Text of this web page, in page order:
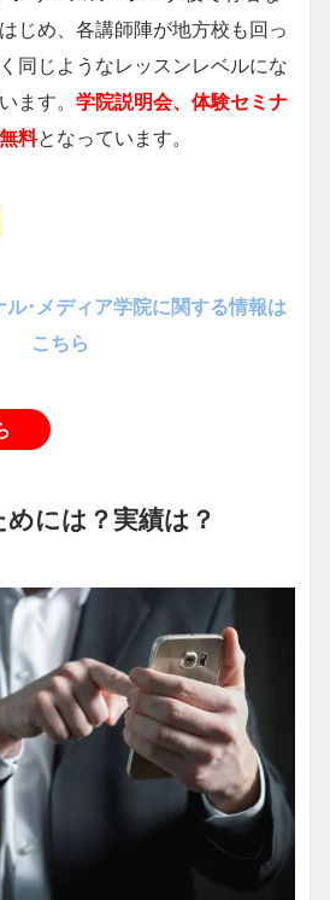
じめ、各講師陣が地方校も回っ
同じようなレッスンレベルにな
ます。 学院説明会、体験セミナ
料となっています。
･メディア学院に関する情報は
こちら
には？実績は？